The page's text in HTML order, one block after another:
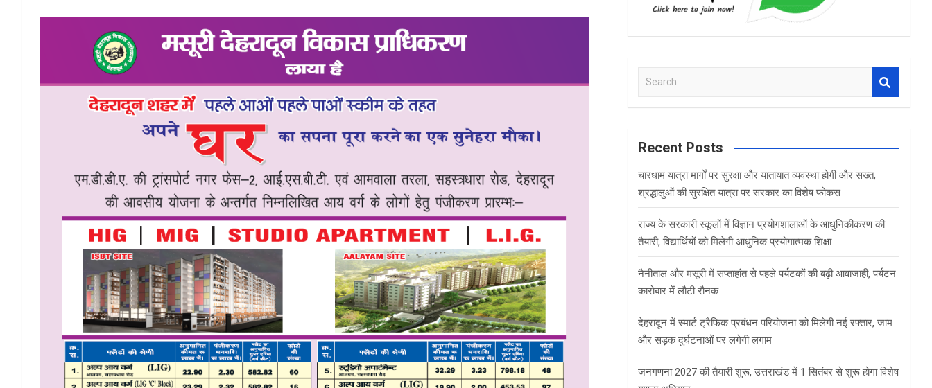
a
c
Recent Posts
चारधाम यात्रा मार्गों पर सुरक्षा और यातायात व्यवस्था होगी और सख्त,
श्रद्धालुओं की सुरक्षित यात्रा पर सरकार का विशेष फोकस
राज्य के सरकारी स्कूलों में विज्ञान प्रयोगशालाओं के आधुनिकीकरण की
तैयारी, विद्यार्थियों को मिलेगी आधुनिक प्रयोगात्मक शिक्षा
नैनीताल और मसूरी में सप्ताहांत से पहले पर्यटकों की बढ़ी आवाजाही, पर्यटन
कारोबार में लौटी रौनक
देहरादून में स्मार्ट ट्रैफिक प्रबंधन परियोजना को मिलेगी नई रफ्तार, जाम
और सड़क दुर्घटनाओं पर लगेगी लगाम
जनगणना 2027 की तैयारी शुरू, उत्तराखंड में 1 सितंबर से शुरू होगा विशेष